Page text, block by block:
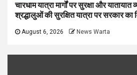
चारधाम यात्रा मार्गों पर सुरक्षा और
श्रद्धालुओं की सुरक्षित यात्रा पर सरकार
August 6, 2026 News Warta